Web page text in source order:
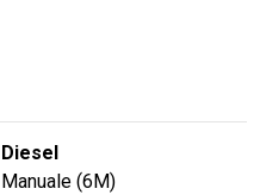
Diesel
Manuale (6M)